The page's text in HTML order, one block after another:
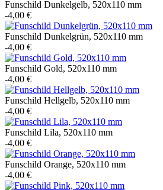
Funschild Dunkelgelb, 520x110 mm
-4,00 €
Funschild Dunkelgrün, 520x110 mm
-4,00 €
Funschild Gold, 520x110 mm
-4,00 €
Funschild Hellgelb, 520x110 mm
-4,00 €
Funschild Lila, 520x110 mm
-4,00 €
Funschild Orange, 520x110 mm
-4,00 €